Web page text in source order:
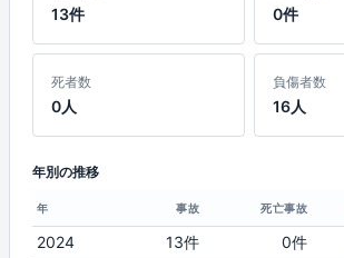
13件 0件
死者数
0人
負傷者数
16人
年別の推移
年 事故 死亡事故
2024 13件 0件